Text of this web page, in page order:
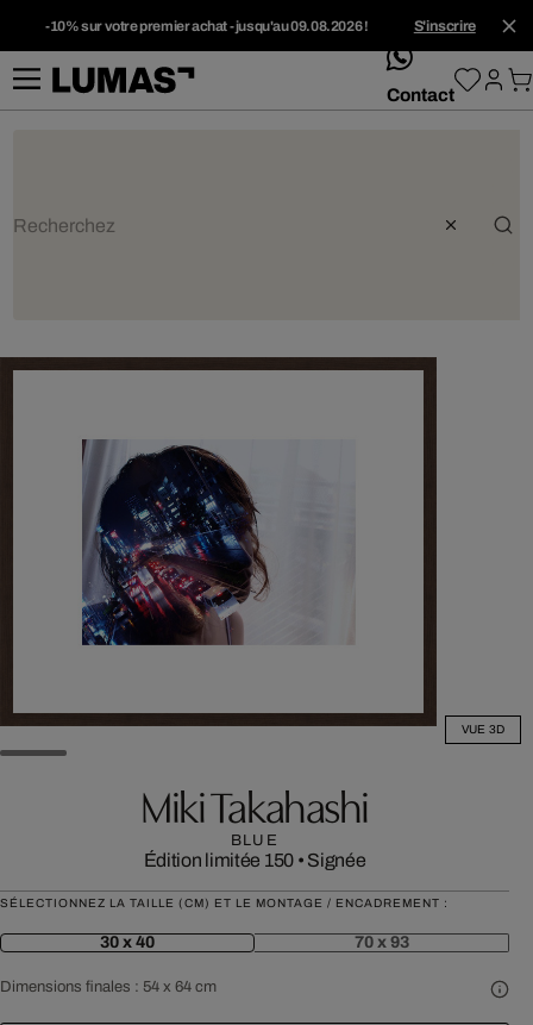
-10% sur votre premier achat - jusqu'au 09.08.2026 ! S'inscrire
whatsApp
Contact
VUE 3D
Miki Takahashi
BLUE
Édition limitée 150 • Signée
SÉLECTIONNEZ LA TAILLE (CM) ET LE MONTAGE / ENCADREMENT :
30 x 40 70 x 93
Dimensions finales : 54 x 64 cm